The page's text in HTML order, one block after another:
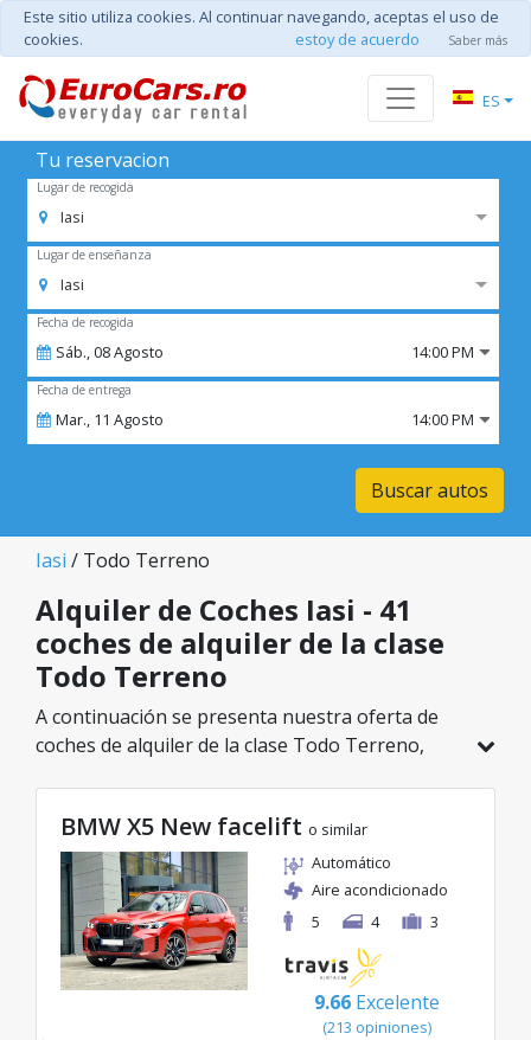
Este sitio utiliza cookies. Al continuar navegando, aceptas el uso de
cookies.
estoy de acuerdo Saber más
ES
Tu reservacion
Lugar de recogida
Iasi
Lugar de enseñanza
Iasi
Fecha de recogida
Sáb.,08Agosto 14:00 PM
Fecha de entrega
Mar., 11 Agosto 14:00 PM
Buscar autos
Iasi / Todo Terreno
Alquiler de Coches Iasi - 41
coches de alquiler de la clase
Todo Terreno
A continuación se presenta nuestra oferta de
coches de alquiler de la clase Todo Terreno,
la categoría seleccionada, con tarifas excelentes
desde solo 26€/día.
BMW X5 New facelift o similar
Automático
Aire acondicionado
5
4 3
9.66 Excelente
(213 opiniones)